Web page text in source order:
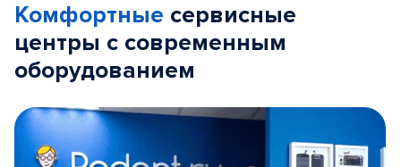
Комфортные сервисные
центры с современным
оборудованием